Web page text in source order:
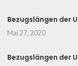
Bezugslängen der
Mai 27, 2020
Bezugslängen der